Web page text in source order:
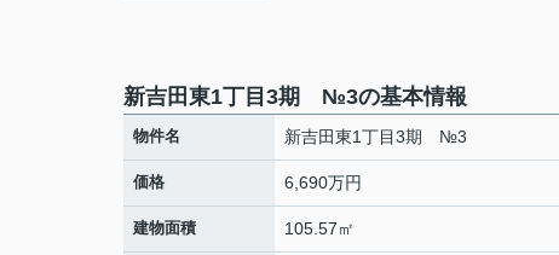
新吉田東1丁目3期 №3の基本情報
物件名 新吉田東1丁目3期 №3
価格 6,690万円
建物面積 105.57㎡